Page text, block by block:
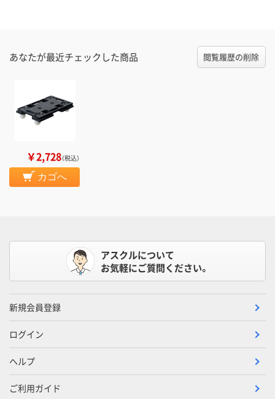
あなたが最近チェックした商品 閲覧履歴の削除
￥2,728（税込）
カゴへ
アスクルについて
お気軽にご質問ください。
新規会員登録
ログイン
ヘルプ
ご利用ガイド